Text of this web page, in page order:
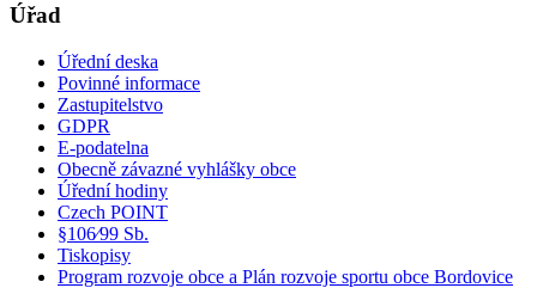
Úřad
Úřední deska
Povinné informace
Zastupitelstvo
GDPR
E-podatelna
Obecně závazné vyhlášky obce
Úřední hodiny
Czech POINT
§106⁄99 Sb.
Tiskopisy
Program rozvoje obce a Plán rozvoje sportu obce Bordovice